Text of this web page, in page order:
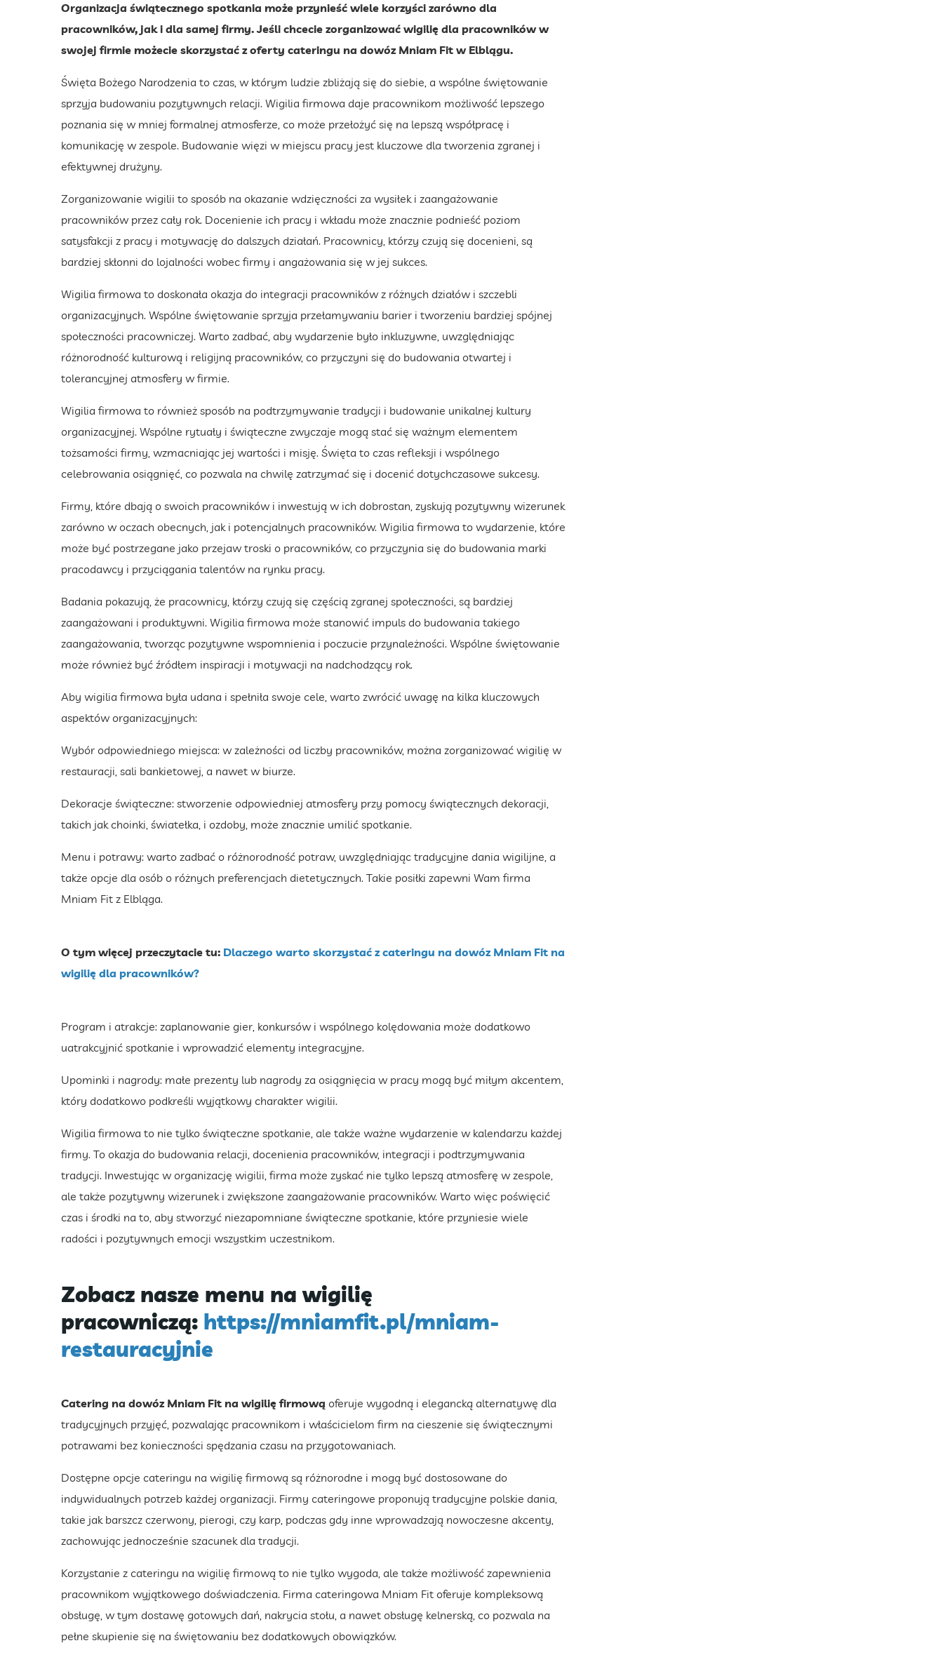
Organizacja świątecznego spotkania może przynieść wiele korzyści zarówno dla
pracowników, jak i dla samej firmy. Jeśli chcecie zorganizować wigilię dla pracowników w
swojej firmie możecie skorzystać z oferty cateringu na dowóz Mniam Fit w Elblągu.
Święta Bożego Narodzenia to czas, w którym ludzie zbliżają się do siebie, a wspólne świętowanie
sprzyja budowaniu pozytywnych relacji. Wigilia firmowa daje pracownikom możliwość lepszego
poznania się w mniej formalnej atmosferze, co może przełożyć się na lepszą współpracę i
komunikację w zespole. Budowanie więzi w miejscu pracy jest kluczowe dla tworzenia zgranej i
efektywnej drużyny.
Zorganizowanie wigilii to sposób na okazanie wdzięczności za wysiłek i zaangażowanie
pracowników przez cały rok. Docenienie ich pracy i wkładu może znacznie podnieść poziom
satysfakcji z pracy i motywację do dalszych działań. Pracownicy, którzy czują się docenieni, są
bardziej skłonni do lojalności wobec firmy i angażowania się w jej sukces.
Wigilia firmowa to doskonała okazja do integracji pracowników z różnych działów i szczebli
organizacyjnych. Wspólne świętowanie sprzyja przełamywaniu barier i tworzeniu bardziej spójnej
społeczności pracowniczej. Warto zadbać, aby wydarzenie było inkluzywne, uwzględniając
różnorodność kulturową i religijną pracowników, co przyczyni się do budowania otwartej i
tolerancyjnej atmosfery w firmie.
Wigilia firmowa to również sposób na podtrzymywanie tradycji i budowanie unikalnej kultury
organizacyjnej. Wspólne rytuały i świąteczne zwyczaje mogą stać się ważnym elementem
tożsamości firmy, wzmacniając jej wartości i misję. Święta to czas refleksji i wspólnego
celebrowania osiągnięć, co pozwala na chwilę zatrzymać się i docenić dotychczasowe sukcesy.
Firmy, które dbają o swoich pracowników i inwestują w ich dobrostan, zyskują pozytywny wizerunek
zarówno w oczach obecnych, jak i potencjalnych pracowników. Wigilia firmowa to wydarzenie, które
może być postrzegane jako przejaw troski o pracowników, co przyczynia się do budowania marki
pracodawcy i przyciągania talentów na rynku pracy.
Badania pokazują, że pracownicy, którzy czują się częścią zgranej społeczności, są bardziej
zaangażowani i produktywni. Wigilia firmowa może stanowić impuls do budowania takiego
zaangażowania, tworząc pozytywne wspomnienia i poczucie przynależności. Wspólne świętowanie
może również być źródłem inspiracji i motywacji na nadchodzący rok.
Aby wigilia firmowa była udana i spełniła swoje cele, warto zwrócić uwagę na kilka kluczowych
aspektów organizacyjnych:
Wybór odpowiedniego miejsca: w zależności od liczby pracowników, można zorganizować wigilię w
restauracji, sali bankietowej, a nawet w biurze.
Dekoracje świąteczne: stworzenie odpowiedniej atmosfery przy pomocy świątecznych dekoracji,
takich jak choinki, światełka, i ozdoby, może znacznie umilić spotkanie.
Menu i potrawy: warto zadbać o różnorodność potraw, uwzględniając tradycyjne dania wigilijne, a
także opcje dla osób o różnych preferencjach dietetycznych. Takie posiłki zapewni Wam firma
Mniam Fit z Elbląga.
O tym więcej przeczytacie tu: Dlaczego warto skorzystać z cateringu na dowóz Mniam Fit na
wigilię dla pracowników?
Program i atrakcje: zaplanowanie gier, konkursów i wspólnego kolędowania może dodatkowo
uatrakcyjnić spotkanie i wprowadzić elementy integracyjne.
Upominki i nagrody: małe prezenty lub nagrody za osiągnięcia w pracy mogą być miłym akcentem,
który dodatkowo podkreśli wyjątkowy charakter wigilii.
Wigilia firmowa to nie tylko świąteczne spotkanie, ale także ważne wydarzenie w kalendarzu każdej
firmy. To okazja do budowania relacji, docenienia pracowników, integracji i podtrzymywania
tradycji. Inwestując w organizację wigilii, firma może zyskać nie tylko lepszą atmosferę w zespole,
ale także pozytywny wizerunek i zwiększone zaangażowanie pracowników. Warto więc poświęcić
czas i środki na to, aby stworzyć niezapomniane świąteczne spotkanie, które przyniesie wiele
radości i pozytywnych emocji wszystkim uczestnikom.
Zobacz nasze menu na wigilię
pracowniczą: https://mniamfit.pl/mniam-
restauracyjnie
Catering na dowóz Mniam Fit na wigilię firmową oferuje wygodną i elegancką alternatywę dla
tradycyjnych przyjęć, pozwalając pracownikom i właścicielom firm na cieszenie się świątecznymi
potrawami bez konieczności spędzania czasu na przygotowaniach.
Dostępne opcje cateringu na wigilię firmową są różnorodne i mogą być dostosowane do
indywidualnych potrzeb każdej organizacji. Firmy cateringowe proponują tradycyjne polskie dania,
takie jak barszcz czerwony, pierogi, czy karp, podczas gdy inne wprowadzają nowoczesne akcenty,
zachowując jednocześnie szacunek dla tradycji.
Korzystanie z cateringu na wigilię firmową to nie tylko wygoda, ale także możliwość zapewnienia
pracownikom wyjątkowego doświadczenia. Firma cateringowa Mniam Fit oferuje kompleksową
obsługę, w tym dostawę gotowych dań, nakrycia stołu, a nawet obsługę kelnerską, co pozwala na
pełne skupienie się na świętowaniu bez dodatkowych obowiązków.